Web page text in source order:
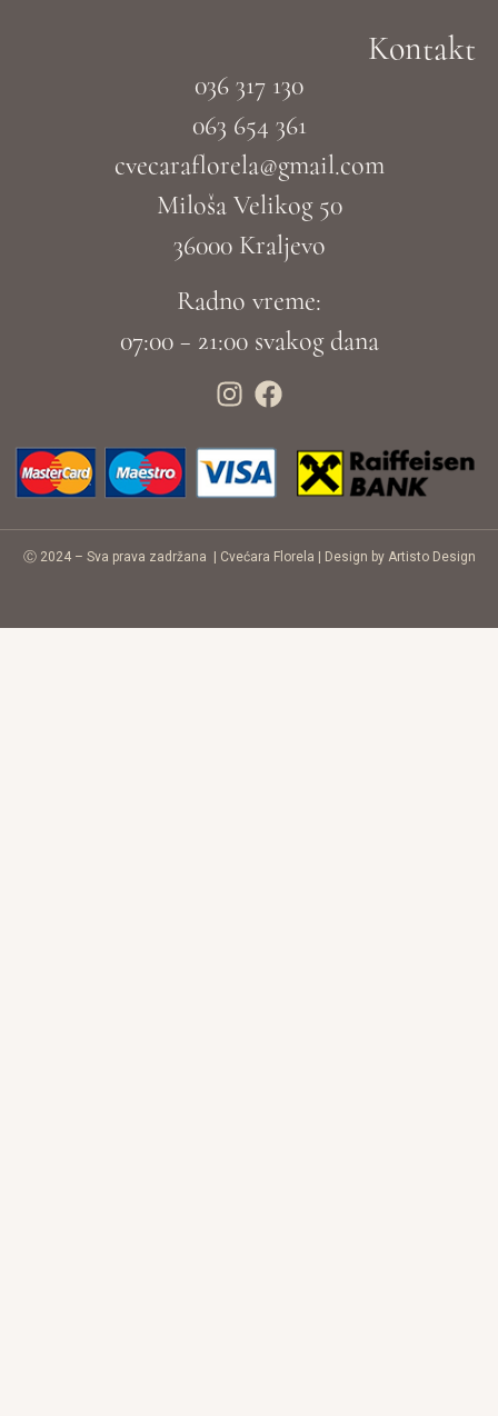
Kontakt
036 317 130
063 654 361
cvecaraflorela@gmail.com
Miloša Velikog 50
36000 Kraljevo
Radno vreme:
07:00 – 21:00 svakog dana
Ⓒ 2024 – Sva prava zadržana | Cvećara Florela Design by Artisto Design